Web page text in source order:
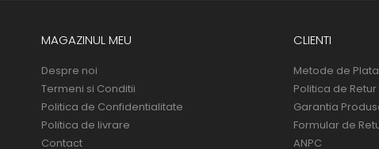
MAGAZINUL MEU
Despre noi
Termeni si Conditii
Politica de Confidentialitate
Politica de livrare
Contact
CLIENTI
Metode de Plata
Politica de Retur
Garantia
Formular de
ANPC